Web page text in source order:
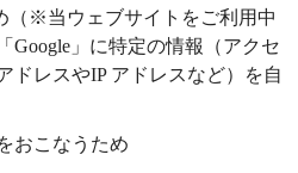
（※当ウェブサイトをご利用中
Google」に特定の情報（アクセ
ドレスやIP アドレスなど）を自
おこなうため